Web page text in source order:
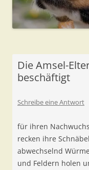
Die Amsel-
beschäftigt
Schreibe eine Antwort
für ihren
recken ihre
abwechselnd
und Feldern holen